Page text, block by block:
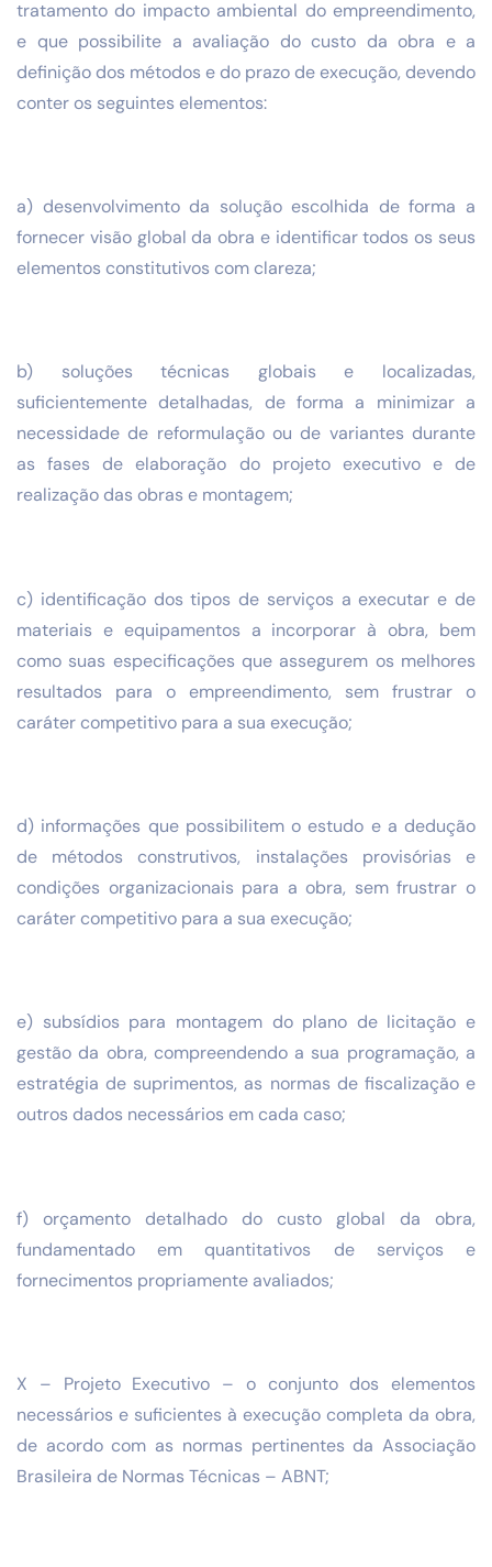
tratamento do impacto ambiental do empreendimento,
e que possibilite a avaliação do custo da obra e a
definição dos métodos e do prazo de execução, devendo
conter os seguintes elementos:
a) desenvolvimento da solução escolhida de forma a
fornecer visão global da obra e identificar todos os seus
elementos constitutivos com clareza;
b) soluções técnicas globais e localizadas,
suficientemente detalhadas, de forma a minimizar a
necessidade de reformulação ou de variantes durante
as fases de elaboração do projeto executivo e de
realização das obras e montagem;
c) identificação dos tipos de serviços a executar e de
materiais e equipamentos a incorporar à obra, bem
como suas especificações que assegurem os melhores
resultados para o empreendimento, sem frustrar o
caráter competitivo para a sua execução;
d) informações que possibilitem o estudo e a dedução
de métodos construtivos, instalações provisórias e
condições organizacionais para a obra, sem frustrar o
caráter competitivo para a sua execução;
e) subsídios para montagem do plano de licitação e
gestão da obra, compreendendo a sua programação, a
estratégia de suprimentos, as normas de fiscalização e
outros dados necessários em cada caso;
f) orçamento detalhado do custo global da obra,
fundamentado em quantitativos de serviços e
fornecimentos propriamente avaliados;
X – Projeto Executivo – o conjunto dos elementos
necessários e suficientes à execução completa da obra,
de acordo com as normas pertinentes da Associação
Brasileira de Normas Técnicas – ABNT;